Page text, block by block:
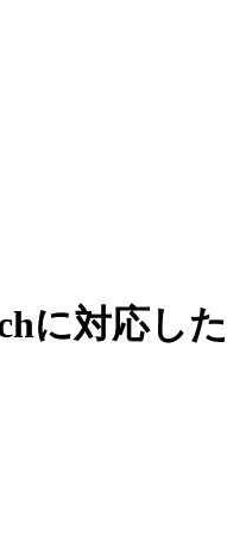
に対応し